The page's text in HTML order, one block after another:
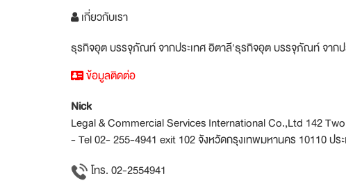
เกี่ยวกับเรา
ธุรกิจอุต บรรจุภัณท์ จากประเทศ อิตาลี'ธุรกิจอุต บรรจุภัณท์ จากป
ข้อมูลติดต่อ
Nick
Legal & Commercial Services International Co.,Ltd 142
- Tel 02- 255-4941 exit 102 จังหวัดกรุงเทพมหานคร 10110 ประ
โทร. 02-2554941